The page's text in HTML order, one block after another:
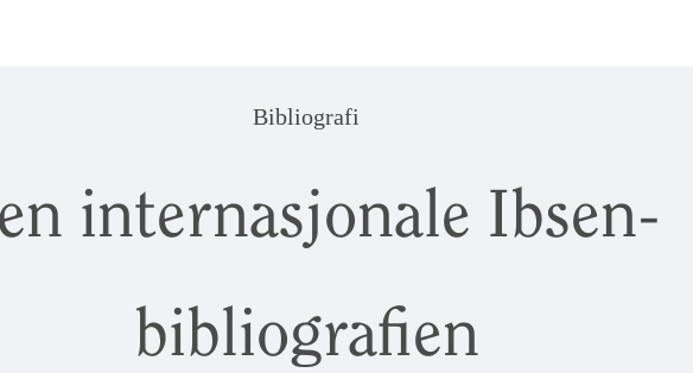
Bibliografi
internasjonale Ibsen-
bibliografien